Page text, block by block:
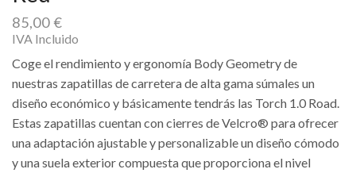
85,00€
IVA Incluido
Coge el rendimiento y ergonomía Body Geometry de
nuestras zapatillas de carretera de alta gama súmales un
diseño económico y básicamente tendrás las Torch 1.0 Road.
Estas zapatillas cuentan con cierres de Velcro® para ofrecer
una adaptación ajustable y personalizable un diseño cómodo
y una suela exterior compuesta que proporciona el nivel